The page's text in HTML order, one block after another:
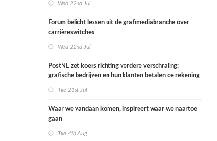
Wed 22nd Jul
Forum belicht lessen uit de grafimediabranche over
carrièreswitches
Wed 22nd Jul
PostNL zet koers richting verdere verschraling:
grafische bedrijven en hun klanten betalen de rekening
Tue 21st Jul
Waar we vandaan komen, inspireert waar we naartoe
gaan
Tue 4th Aug